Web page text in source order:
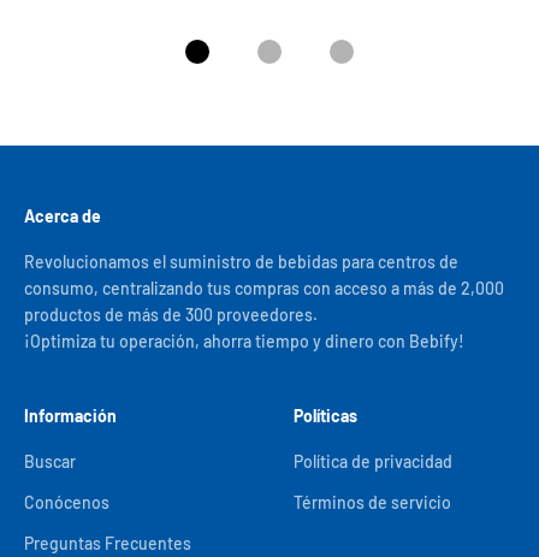
Ir al artículo 1Ir al artículo 2Ir al artículo 3
Acerca de
Revolucionamos el suministro de bebidas para centros de
consumo, centralizando tus compras con acceso a más de 2,000
productos de más de 300 proveedores.
¡Optimiza tu operación, ahorra tiempo y dinero con Bebify!
Información
Buscar
Conócenos
Preguntas Frecuentes
Políticas
Política de privacidad
Términos de servicio